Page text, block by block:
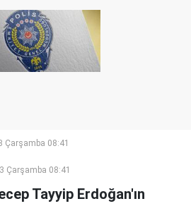
Çarşamba 08:41
Çarşamba 08:41
Tayyip Erdoğan'ın